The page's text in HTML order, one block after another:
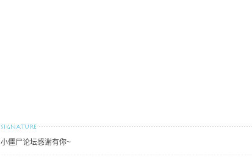
小僵尸论坛感谢有你~